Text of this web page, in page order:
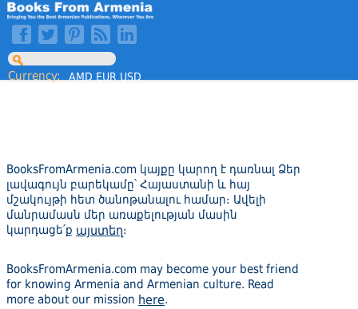
Currency: AMD EUR USD
BooksFromArmenia.com կայքը կարող է դառնալ Ձեր
լավագույն բարեկամը՝ Հայաստանի և հայ
մշակույթի հետ ծանոթանալու համար։ Ավելի
մանրամասն մեր առաքելության մասին
կարդացե՛ք այստեղ։
BooksFromArmenia.com may become your best friend
for knowing Armenia and Armenian culture. Read
more about our mission here.